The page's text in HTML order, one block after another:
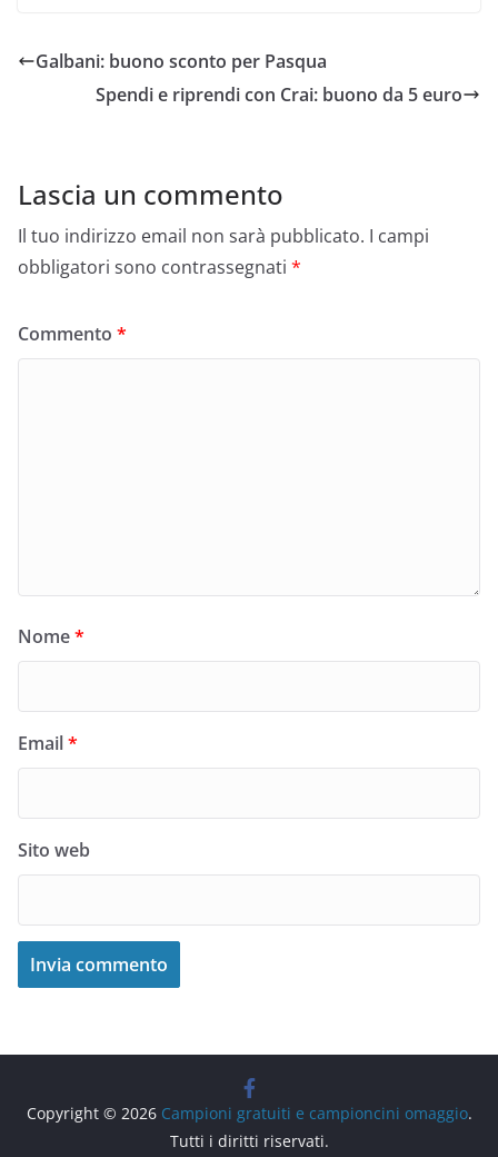
Galbani: buono sconto per Pasqua
Spendi e riprendi con Crai: buono da 5 euro
Lascia un commento
Il tuo indirizzo email non sarà pubblicato. I campi
obbligatori sono contrassegnati *
Commento *
Nome*
Email*
Sito web
Copyright © 2026 Campioni gratuiti e campioncini omaggio.
Tutti i diritti riservati.